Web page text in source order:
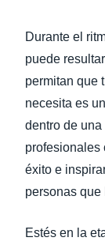
TRAVEL
Durante el
puede
permitan que
necesita es
dentro de
profesionales
éxito e
personas que
Estés en la